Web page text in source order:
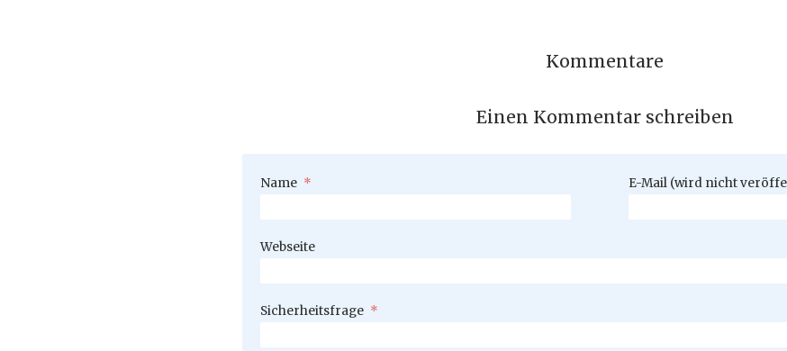
Kommentare
Einen Kommentar schreiben
Pflichtfeld
Name * Pflichtfeld
E-Mail (wird nicht
Webseite
Pflichtfeld
Sicherheitsfrage *